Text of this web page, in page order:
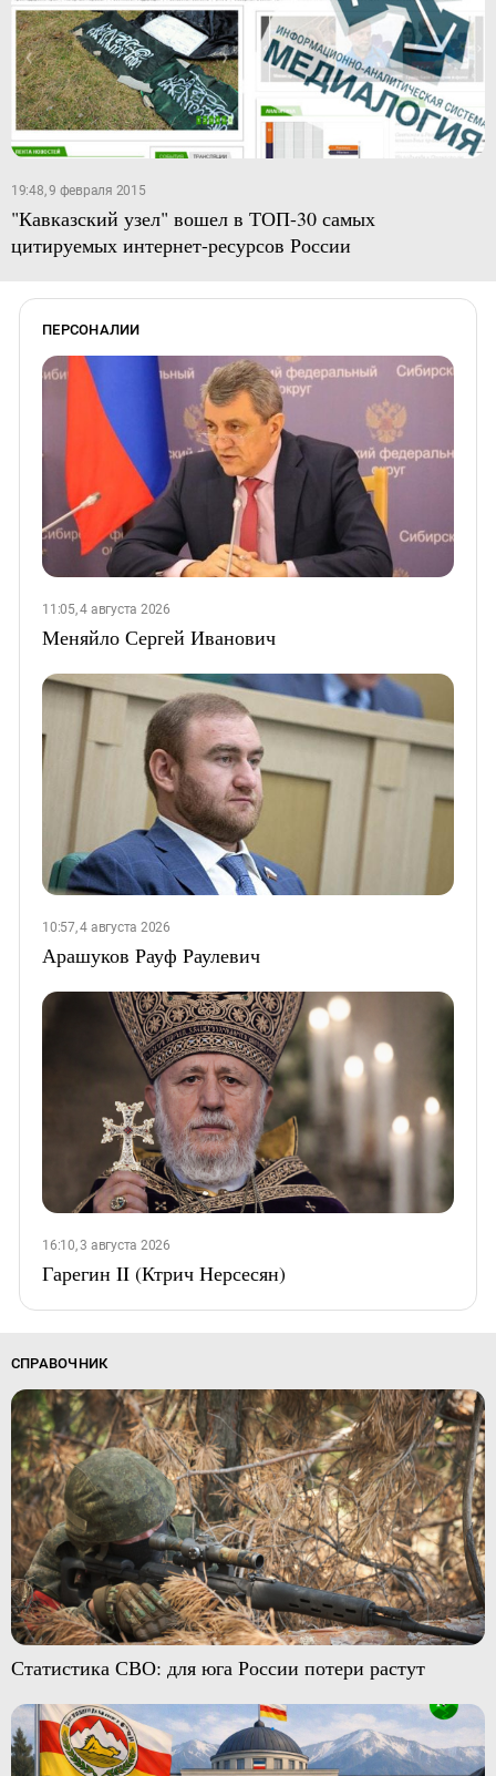
19:48, 9 февраля 2015
"Кавказский узел" вошел в ТОП-30 самых
цитируемых интернет-ресурсов России
ПЕРСОНАЛИИ
11:05, 4 августа 2026
Меняйло Сергей Иванович
10:57, 4 августа 2026
Арашуков Рауф Раулевич
16:10, 3 августа 2026
Гарегин II (Ктрич Нерсесян)
СПРАВОЧНИК
Статистика СВО: для юга России потери растут